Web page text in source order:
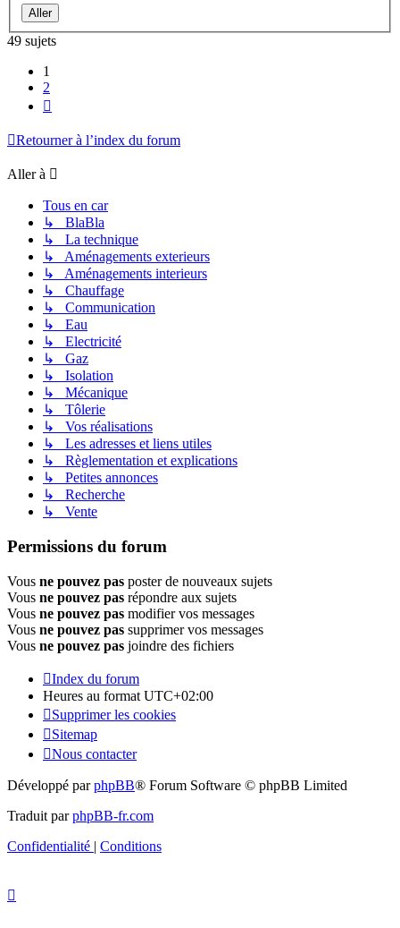
49 sujets
1
2
Retourner à l’index du forum
Aller à
Tous en car
↳ BlaBla
↳ La technique
↳ Aménagements exterieurs
↳ Aménagements interieurs
↳ Chauffage
↳ Communication
↳ Eau
↳ Electricité
↳ Gaz
↳ Isolation
↳ Mécanique
↳ Tôlerie
↳ Vos réalisations
↳ Les adresses et liens utiles
↳ Règlementation et explications
↳ Petites annonces
↳ Recherche
↳ Vente
Permissions du forum
Vous ne pouvez pas poster de nouveaux sujets
Vous ne pouvez pas répondre aux sujets
Vous ne pouvez pas modifier vos messages
Vous ne pouvez pas supprimer vos messages
Vous ne pouvez pas joindre des fichiers
Index du forum
Heures au format UTC+02:00
Supprimer les cookies
Sitemap
Nous contacter
Développé parphpBB® Forum Software © phpBB Limited
Traduit parphpBB-fr.com
Confidentialité | Conditions